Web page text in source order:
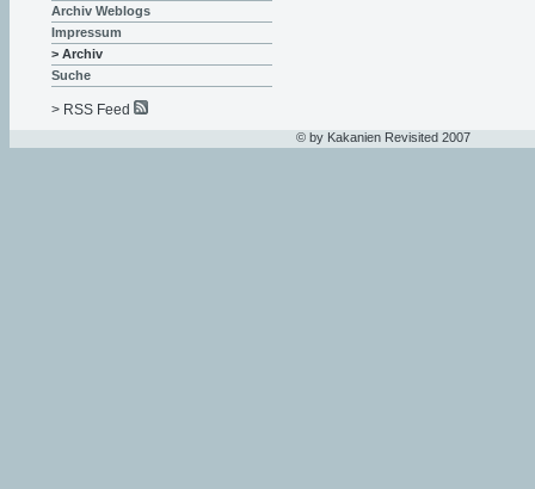
Archiv Weblogs
Impressum
> Archiv
Suche
> RSS Feed
© by Kakanien Revisited 2007